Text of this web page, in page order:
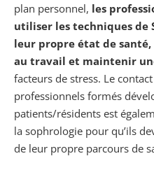
plan personnel, les
utiliser les techniques de
leur propre état de
au travail et maintenir
facteurs de stress. Le
professionnels formés
patients/résidents est
la sophrologie pour qu’ils
de leur propre parcours de